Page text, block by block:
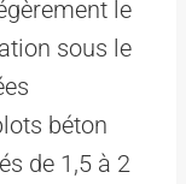
le
sous le
béton
de 1,5 à 2